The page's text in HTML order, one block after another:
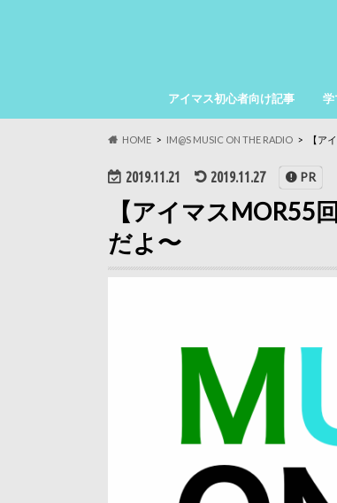
アイマス初心者向け記事 学
HOME IM@S MUSIC ON THE RADIO 【ア
2019.11.21 2019.11.27 PR
【アイマスMOR55
だよ〜